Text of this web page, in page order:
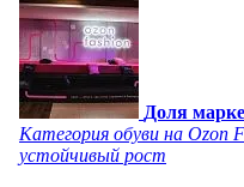
Доля
Категория обуви на Ozon
устойчивый рост